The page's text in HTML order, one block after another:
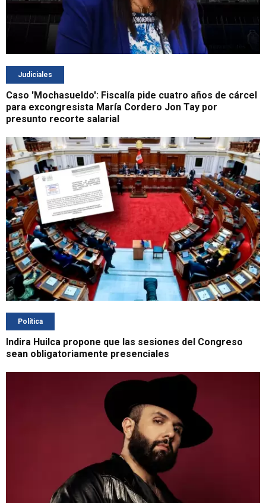
Judiciales
Caso 'Mochasueldo': Fiscalía pide cuatro años de cárcel
para excongresista María Cordero Jon Tay por
presunto recorte salarial
Política
Indira Huilca propone que las sesiones del Congreso
sean obligatoriamente presenciales